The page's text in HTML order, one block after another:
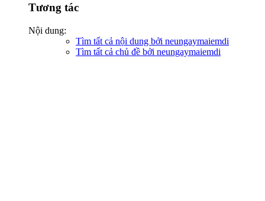
Tương tác
Nội dung:
Tìm tất cả nội dung bởi neungaymaiemdi
Tìm tất cả chủ đề bởi neungaymaiemdi